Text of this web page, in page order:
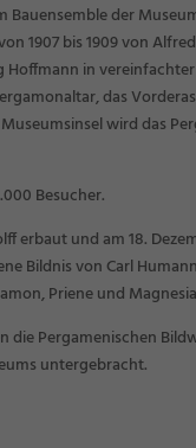
der
1907 bis 1909 von
Hoffmann in
das
wird das
Besucher.
erbaut und am 18.
Bildnis von Carl
Priene und
die Pergamenischen
untergebracht.